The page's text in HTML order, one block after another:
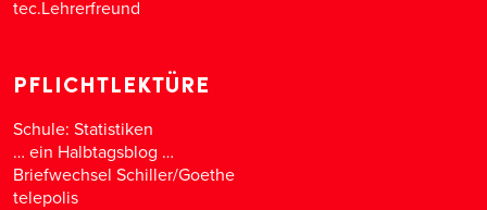
tec.Lehrerfreund
PFLICHTLEKTÜRE
Schule: Statistiken
… ein Halbtagsblog …
Briefwechsel Schiller/Goethe
telepolis